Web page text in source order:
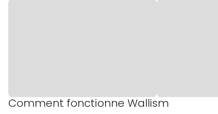
Comment fonctionne Wallism